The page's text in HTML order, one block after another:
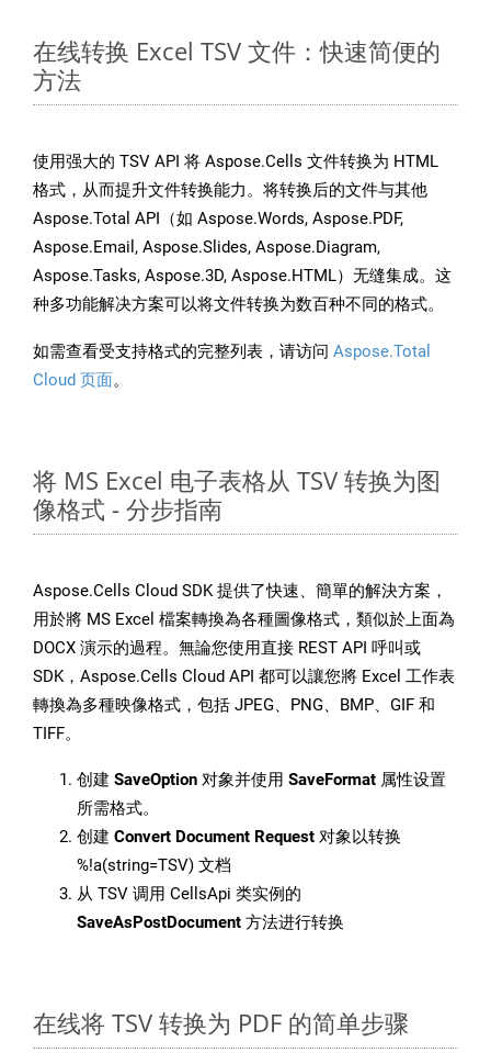
在线转换 Excel TSV 文件：快速简便的
方法
使用强大的 TSV API 将 Aspose.Cells 文件转换为 HTML
格式，从而提升文件转换能力。将转换后的文件与其他
Aspose.Total API（如 Aspose.Words, Aspose.PDF,
Aspose.Email, Aspose.Slides, Aspose.Diagram,
Aspose.Tasks, Aspose.3D, Aspose.HTML）无缝集成。这
种多功能解决方案可以将文件转换为数百种不同的格式。
如需查看受支持格式的完整列表，请访问 Aspose.Total
Cloud 页面。
将 MS Excel 电子表格从 TSV 转换为图
像格式 - 分步指南
Aspose.Cells Cloud SDK 提供了快速、簡單的解決方案，
用於將 MS Excel 檔案轉換為各種圖像格式，類似於上面為
DOCX 演示的過程。無論您使用直接 REST API 呼叫或
SDK，Aspose.Cells Cloud API 都可以讓您將 Excel 工作表
轉換為多種映像格式，包括 JPEG、PNG、BMP、GIF 和
TIFF。
创建 SaveOption 对象并使用 SaveFormat 属性设置
所需格式。
创建 Convert Document Request 对象以转换
%!a(string=TSV) 文档
从 TSV 调用 CellsApi 类实例的
SaveAsPostDocument 方法进行转换
在线将 TSV 转换为 PDF 的简单步骤